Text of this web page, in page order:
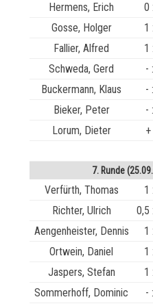
Hermens, Erich
0
Gosse, Holger
1
Fallier, Alfred
1
Schweda, Gerd
-
Buckermann, Klaus
-
Bieker, Peter
-
Lorum, Dieter
7. Runde
Verfürth, Thomas 1
Richter, Ulrich
0,5
Aengenheister, Dennis
1
Ortwein, Daniel
1
Jaspers, Stefan
1
Sommerhoff, Dominic
-